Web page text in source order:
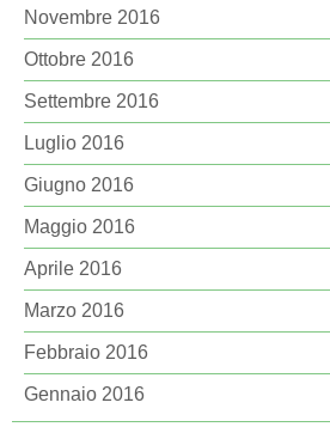
Novembre 2016
Ottobre 2016
Settembre 2016
Luglio 2016
Giugno 2016
Maggio 2016
Aprile 2016
Marzo 2016
Febbraio 2016
Gennaio 2016